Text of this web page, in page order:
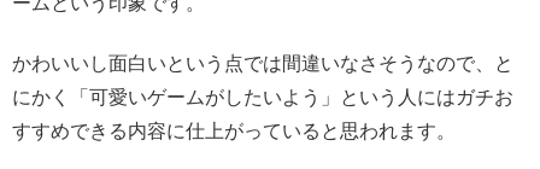
かわいいし面白いという点では間違いなさそうなので、と
にかく「可愛いゲームがしたいよう」という人にはガチお
すすめできる内容に仕上がっていると思われます。